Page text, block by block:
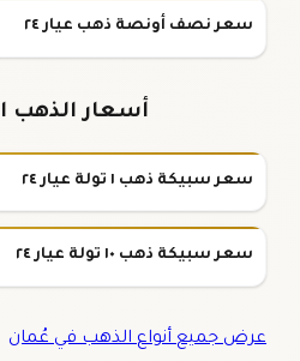
سعر نصف أونصة ذهب عيار ٢٤
أسعار الذهب
سعر سبيكة ذهب ١ تولة عيار ٢٤
سعر سبيكة ذهب ١٠ تولة عيار ٢٤
عرض جميع أنواع الذهب في عُمان